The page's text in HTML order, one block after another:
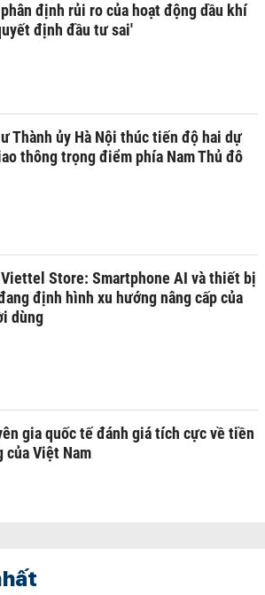
định rủi ro của hoạt động dầu khí
định đầu tư sai'
Thành ủy Hà Nội thúc tiến độ hai dự
thông trọng điểm phía Nam Thủ đô
Viettel Store: Smartphone AI và thiết bị
định hình xu hướng nâng cấp của
dùng
gia quốc tế đánh giá tích cực về tiền
của Việt Nam